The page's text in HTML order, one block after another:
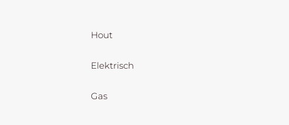
Hout
Elektrisch
Gas